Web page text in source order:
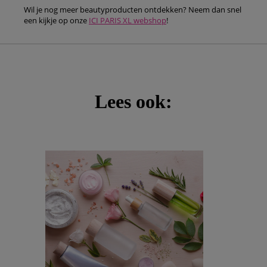
Wil je nog meer beautyproducten ontdekken? Neem dan snel
een kijkje op onze ICI PARIS XL webshop!
Lees ook: